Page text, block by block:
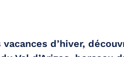
vacances d’hiver,